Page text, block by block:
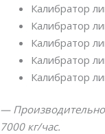
Калибратор
Калибратор
Калибратор
Калибратор
Калибратор
—
7000 кг/час.